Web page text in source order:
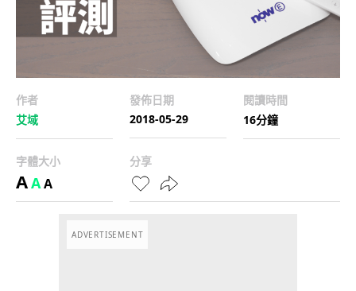
作者
艾域
發佈日期
2018-05-29
閱讀時間
16分鐘
字體大小
AAA
分享
ADVERTISEMENT